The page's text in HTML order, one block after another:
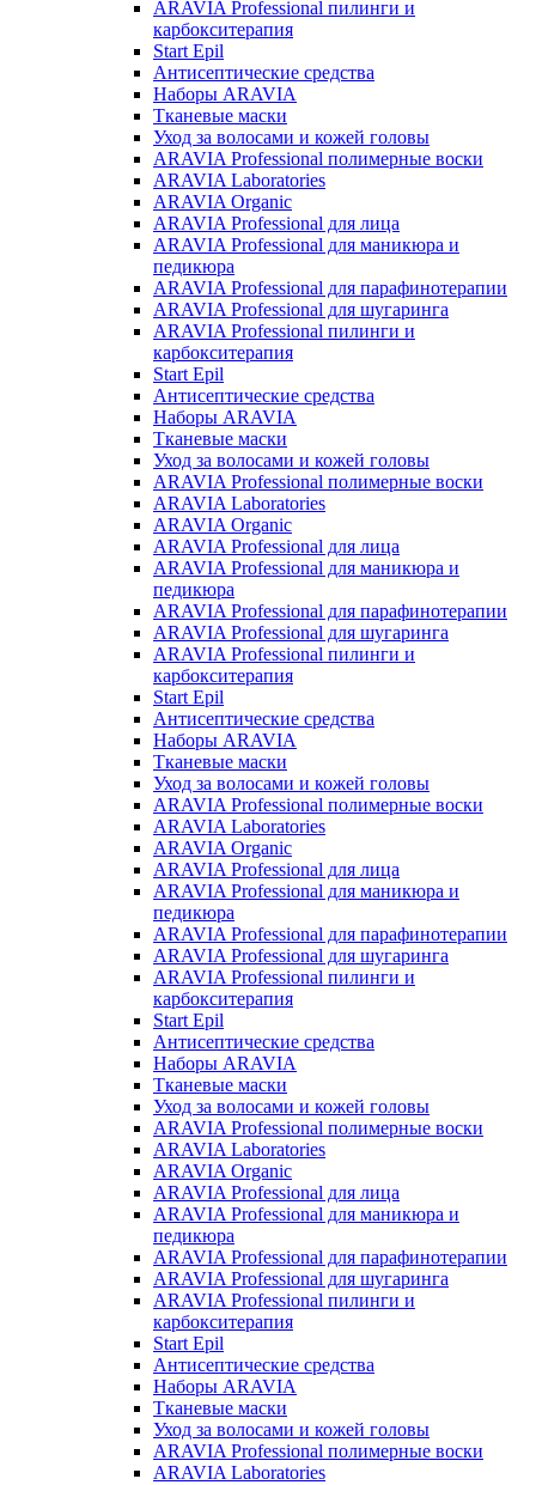
ARAVIA Professional пилинги и
карбокситерапия
Start Epil
Антисептические средства
Наборы ARAVIA
Тканевые маски
Уход за волосами и кожей головы
ARAVIA Professional полимерные воски
ARAVIA Laboratories
ARAVIA Organic
ARAVIA Professional для лица
ARAVIA Professional для маникюра и
педикюра
ARAVIA Professional для парафинотерапии
ARAVIA Professional для шугаринга
ARAVIA Professional пилинги и
карбокситерапия
Start Epil
Антисептические средства
Наборы ARAVIA
Тканевые маски
Уход за волосами и кожей головы
ARAVIA Professional полимерные воски
ARAVIA Laboratories
ARAVIA Organic
ARAVIA Professional для лица
ARAVIA Professional для маникюра и
педикюра
ARAVIA Professional для парафинотерапии
ARAVIA Professional для шугаринга
ARAVIA Professional пилинги и
карбокситерапия
Start Epil
Антисептические средства
Наборы ARAVIA
Тканевые маски
Уход за волосами и кожей головы
ARAVIA Professional полимерные воски
ARAVIA Laboratories
ARAVIA Organic
ARAVIA Professional для лица
ARAVIA Professional для маникюра и
педикюра
ARAVIA Professional для парафинотерапии
ARAVIA Professional для шугаринга
ARAVIA Professional пилинги и
карбокситерапия
Start Epil
Антисептические средства
Наборы ARAVIA
Тканевые маски
Уход за волосами и кожей головы
ARAVIA Professional полимерные воски
ARAVIA Laboratories
ARAVIA Organic
ARAVIA Professional для лица
ARAVIA Professional для маникюра и
педикюра
ARAVIA Professional для парафинотерапии
ARAVIA Professional для шугаринга
ARAVIA Professional пилинги и
карбокситерапия
Start Epil
Антисептические средства
Наборы ARAVIA
Тканевые маски
Уход за волосами и кожей головы
ARAVIA Professional полимерные воски
ARAVIA Laboratories